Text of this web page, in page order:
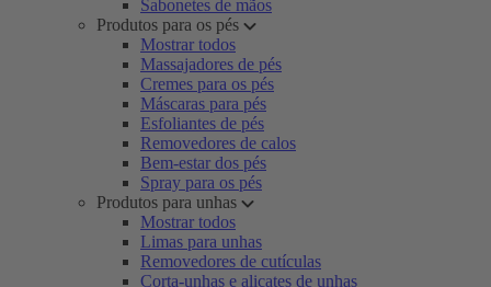
Sabonetes de mãos
Produtos para os pés
Mostrar todos
Massajadores de pés
Cremes para os pés
Máscaras para pés
Esfoliantes de pés
Removedores de calos
Bem-estar dos pés
Spray para os pés
Produtos para unhas
Mostrar todos
Limas para unhas
Removedores de cutículas
Corta-unhas e alicates de unhas